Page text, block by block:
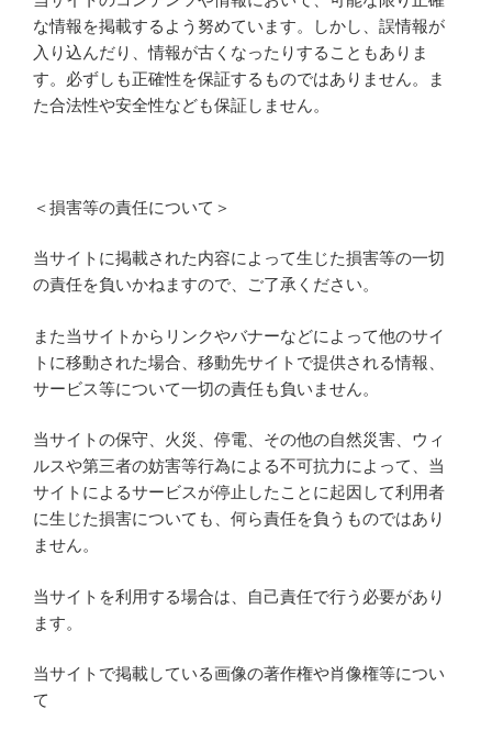
な情報を掲載するよう努めています。しかし、誤情報が
入り込んだり、情報が古くなったりすることもありま
す。必ずしも正確性を保証するものではありません。ま
た合法性や安全性なども保証しません。
＜損害等の責任について＞
当サイトに掲載された内容によって生じた損害等の一切
の責任を負いかねますので、ご了承ください。
また当サイトからリンクやバナーなどによって他のサイ
トに移動された場合、移動先サイトで提供される情報、
サービス等について一切の責任も負いません。
当サイトの保守、火災、停電、その他の自然災害、ウィ
ルスや第三者の妨害等行為による不可抗力によって、当
サイトによるサービスが停止したことに起因して利用者
に生じた損害についても、何ら責任を負うものではあり
ません。
当サイトを利用する場合は、自己責任で行う必要があり
ます。
当サイトで掲載している画像の著作権や肖像権等につい
て